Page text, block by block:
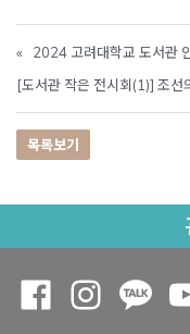
«
2024 고려대학교 도서관
[도서관 작은 전시회(1)] 조선
목록보기
Opens a new
Opens a